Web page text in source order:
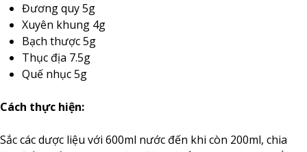
Đương quy 5g
Xuyên khung 4g
Bạch thược 5g
Thục địa 7.5g
Quế nhục 5g
Cách thực hiện:
Sắc các dược liệu với 600ml nước đến khi còn 200ml, chia